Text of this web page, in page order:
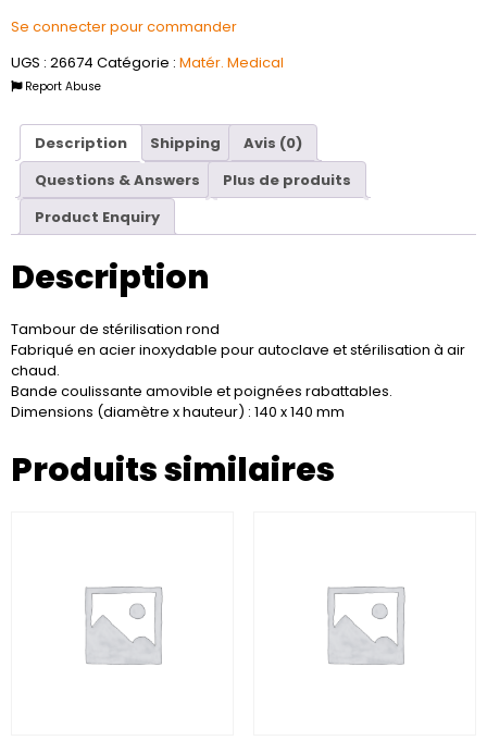
Se connecter pour commander
UGS : 26674 Catégorie : Matér. Medical
Report Abuse
Description Shipping
Avis (0)
Questions & Answers
Plus de produits
Product Enquiry
Description
Tambour de stérilisation rond
Fabriqué en acier inoxydable pour autoclave et stérilisation à air
chaud.
Bande coulissante amovible et poignées rabattables.
Dimensions (diamètre x hauteur) : 140 x 140 mm
Produits similaires